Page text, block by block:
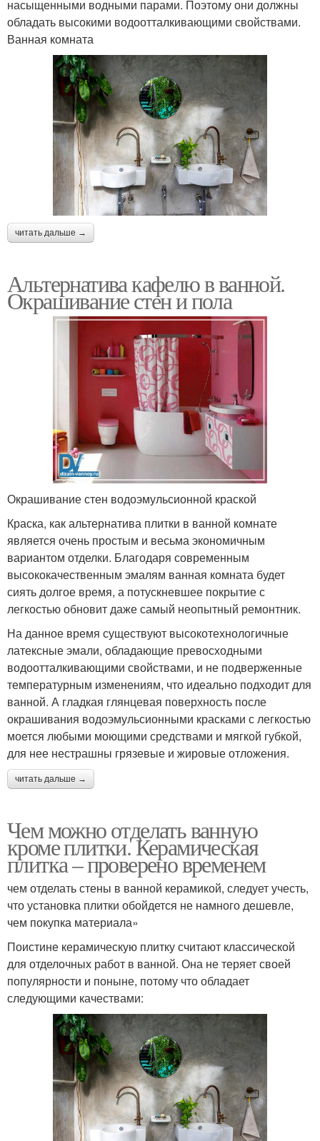
насыщенными водными парами. Поэтому они должны
обладать высокими водоотталкивающими свойствами.
Ванная комната
читать дальше →
Альтернатива кафелю в ванной.
Окрашивание стен и пола
Окрашивание стен водоэмульсионной краской
Краска, как альтернатива плитки в ванной комнате
является очень простым и весьма экономичным
вариантом отделки. Благодаря современным
высококачественным эмалям ванная комната будет
сиять долгое время, а потускневшее покрытие с
легкостью обновит даже самый неопытный ремонтник.
На данное время существуют высокотехнологичные
латексные эмали, обладающие превосходными
водоотталкивающими свойствами, и не подверженные
температурным изменениям, что идеально подходит для
ванной. А гладкая глянцевая поверхность после
окрашивания водоэмульсионными красками с легкостью
моется любыми моющими средствами и мягкой губкой,
для нее нестрашны грязевые и жировые отложения.
читать дальше →
Чем можно отделать ванную
кроме плитки. Керамическая
плитка – проверено временем
чем отделать стены в ванной керамикой, следует учесть,
что установка плитки обойдется не намного дешевле,
чем покупка материала»
Поистине керамическую плитку считают классической
для отделочных работ в ванной. Она не теряет своей
популярности и поныне, потому что обладает
следующими качествами: